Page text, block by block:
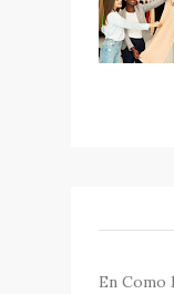
En Como